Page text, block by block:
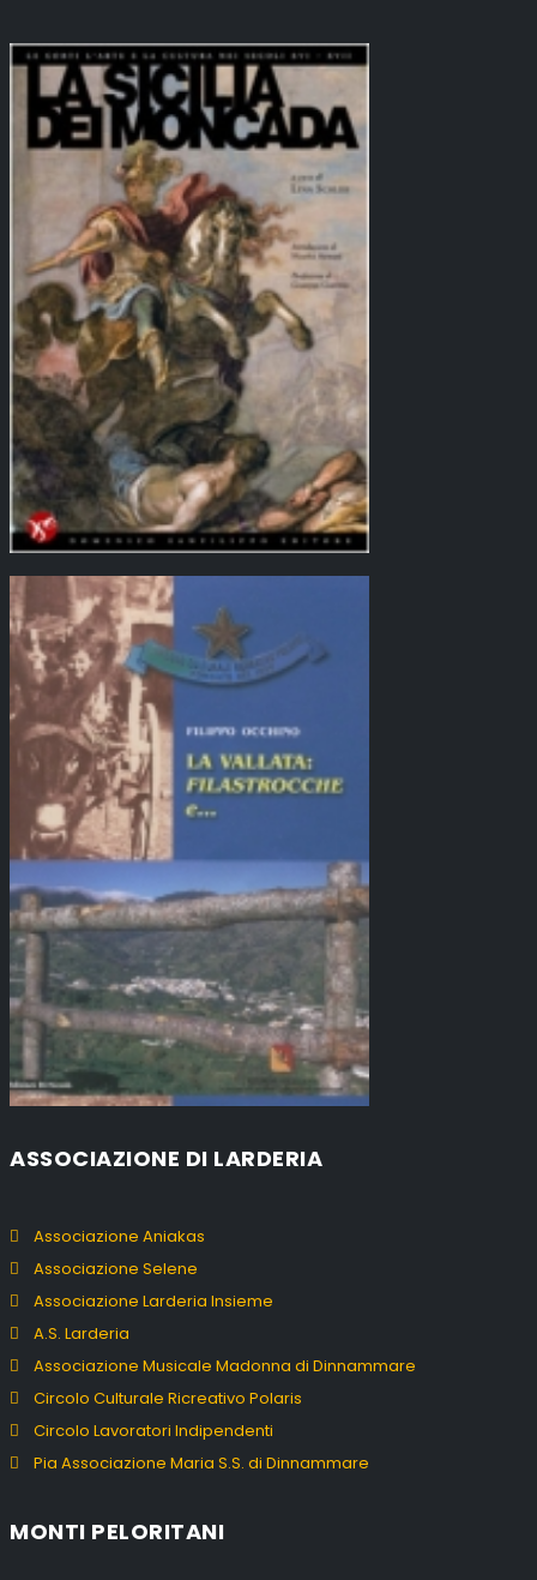
ASSOCIAZIONE DI LARDERIA
Associazione Aniakas
Associazione Selene
Associazione Larderia Insieme
A.S. Larderia
Associazione Musicale Madonna di Dinnammare
Circolo Culturale Ricreativo Polaris
Circolo Lavoratori Indipendenti
Pia Associazione Maria S.S. di Dinnammare
MONTI PELORITANI